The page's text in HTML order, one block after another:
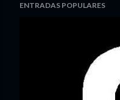
ENTRADAS POPULARES